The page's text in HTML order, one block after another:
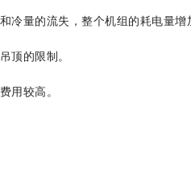
冷量的流失，整个机组的耗电量增
顶的限制。
用较高。